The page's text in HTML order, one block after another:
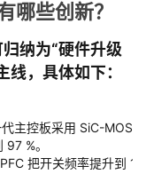
哪些创新？
纳为“硬件升级
，具体如下：
主控板采用 SiC-
%。
把开关频率提升到